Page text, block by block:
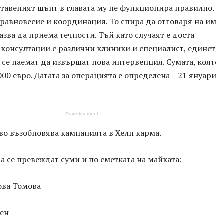
шънт в главата му не функционира правилно.
и координация. То спира да отговаря на
да приема течности. Тъй като случаят е доста
с различни клиники и специалист,
наемат да извършат нова интервенция. Сумата,
евро. Датата за операцията е определена – 21 януари
- Advertisement -
възобновява кампанията в Хелп карма.
се превеждат суми и по сметката на майката:
Томова